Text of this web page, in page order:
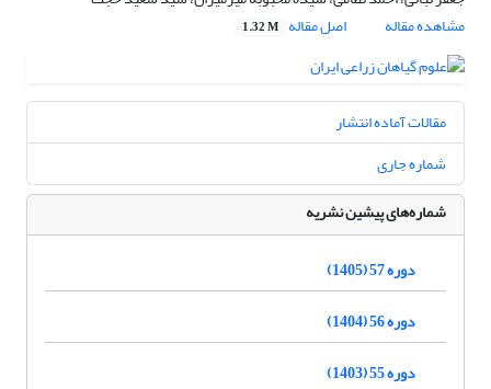
مشاهده مقاله
اصل مقاله 1.32 M
مقالات آماده انتشار
شماره جاری
شماره‌های پیشین نشریه
دوره 57 (1405)
دوره 56 (1404)
دوره 55 (1403)